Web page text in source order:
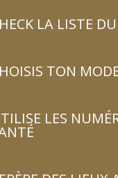
LA LISTE
TON
LES